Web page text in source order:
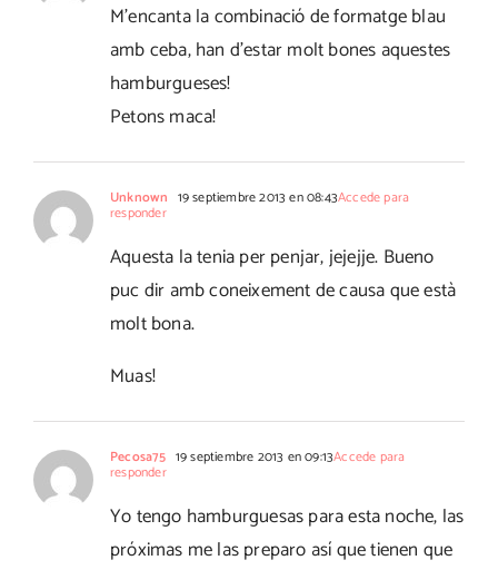
M'encanta la combinació de formatge blau
amb ceba, han d'estar molt bones aquestes
hamburgueses!
Petons maca!
Unknown 19 septiembre 2013 en 08:43Accede para
responder
Aquesta la tenia per penjar, jejejje. Bueno
puc dir amb coneixement de causa que està
molt bona.
Muas!
Pecosa75 19 septiembre 2013 en 09:13Accede para
responder
Yo tengo hamburguesas para esta noche, las
próximas me las preparo así que tienen que